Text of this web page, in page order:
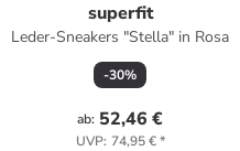
superfit
Leder-Sneakers "Stella" in Rosa
-30%
ab: 52,46 €
UVP: 74,95 €*